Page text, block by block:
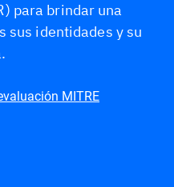
para brindar una
sus identidades y su
MITRE